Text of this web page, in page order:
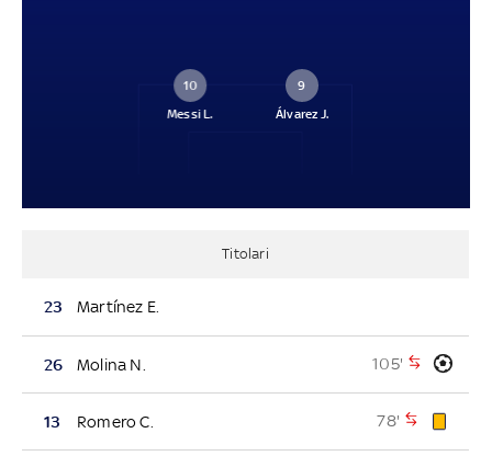
10
Messi L.
9
Álvarez J.
Titolari
23 Martínez E.
26 Molina N. 105'
13 Romero C. 78'